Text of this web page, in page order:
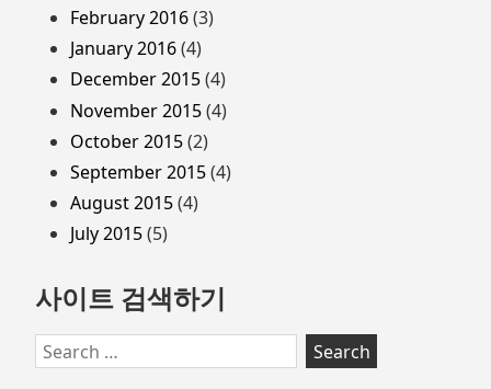
February 2016(3)
January 2016(4)
December 2015(4)
November 2015(4)
October 2015(2)
September 2015(4)
August 2015(4)
July 2015(5)
사이트 검색하기
Search
for: